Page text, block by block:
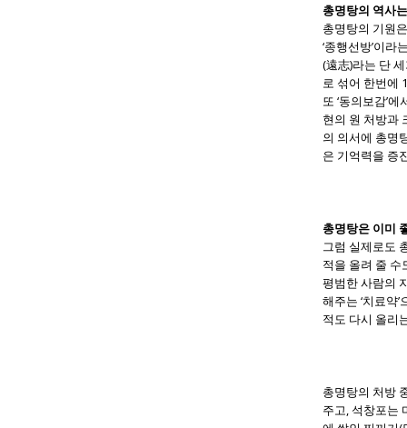
총명탕의 역사
총명탕의 기원
‘종행선방’이
(遠志)라는 단
로 섞어 한번에
또 ‘동의보감’
현의 원 처방과
의 의서에 총명
은 기억력을 증
총명탕은 이미
그럼 실제로도
적을 올려 줄 수
평범한 사람의
해주는 ‘치료약
적도 다시 올리
총명탕의 처방
주고, 석창포는